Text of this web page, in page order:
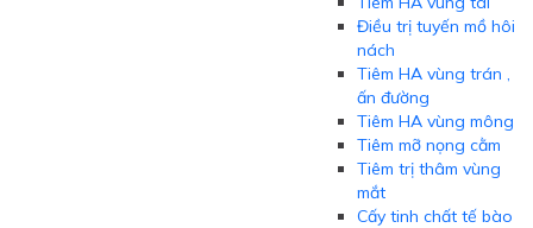
Điều trị tuyến mồ hôi
nách
Tiêm HA vùng trán ,
ấn đường
Tiêm HA vùng mông
Tiêm mỡ nọng cằm
Tiêm trị thâm vùng
mắt
Cấy tinh chất tế bào